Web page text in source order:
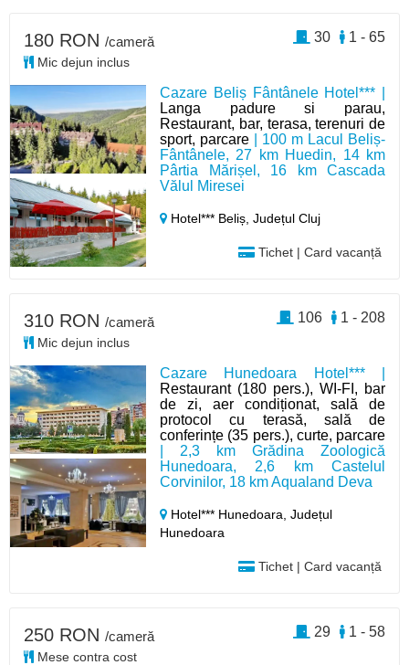
Cazare Beliș Fântânele Hotel*** |
Langa padure si parau,
Restaurant, bar, terasa, terenuri de
sport, parcare | 100 m Lacul Beliș-
Fântânele, 27 km Huedin, 14 km
Pârtia Mărișel, 16 km Cascada
Vălul Miresei
Hotel*** Beliș,Județul Cluj
Tichet | Card vacanță
180 RON /cameră
Mic dejun inclus
1 - 65
30
Cazare Hunedoara Hotel*** |
Restaurant (180 pers.), WI-FI, bar
de zi, aer condiționat, sală de
protocol cu terasă, sală de
conferințe (35 pers.), curte, parcare
| 2,3 km Grădina Zoologică
Hunedoara, 2,6 km Castelul
Corvinilor, 18 km Aqualand Deva
Hotel*** Hunedoara,Județul
Hunedoara
Tichet | Card vacanță
310 RON /cameră
Mic dejun inclus
1 - 208
106
250 RON /cameră
Mese contra cost
1 - 58
29